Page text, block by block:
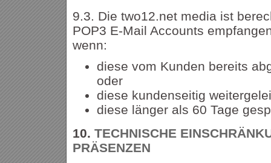
9.3. Die two12.net media ist
POP3 E-Mail Accounts
wenn:
diese vom Kunden bereits
oder
diese kundenseitig
diese länger als 60 Tage
10. TECHNISCHE
PRÄSENZEN